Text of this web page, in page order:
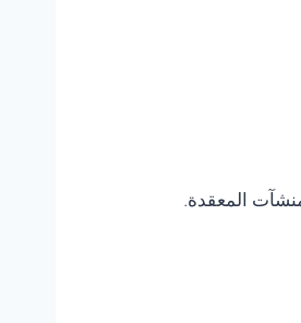
المعقدة.